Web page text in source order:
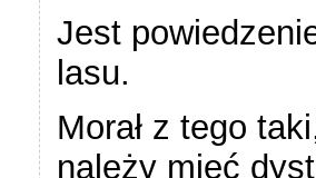
Jest
lasu.
Morał z tego
należy mieć